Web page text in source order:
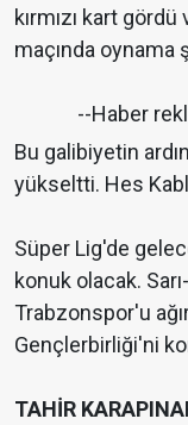
kırmızı kart
maçında oynama
--Haber
Bu galibiyetin
yükseltti. Hes
Süper Lig'de
konuk olacak.
Trabzonspor'u
Gençlerbirliği'ni
TAHİR